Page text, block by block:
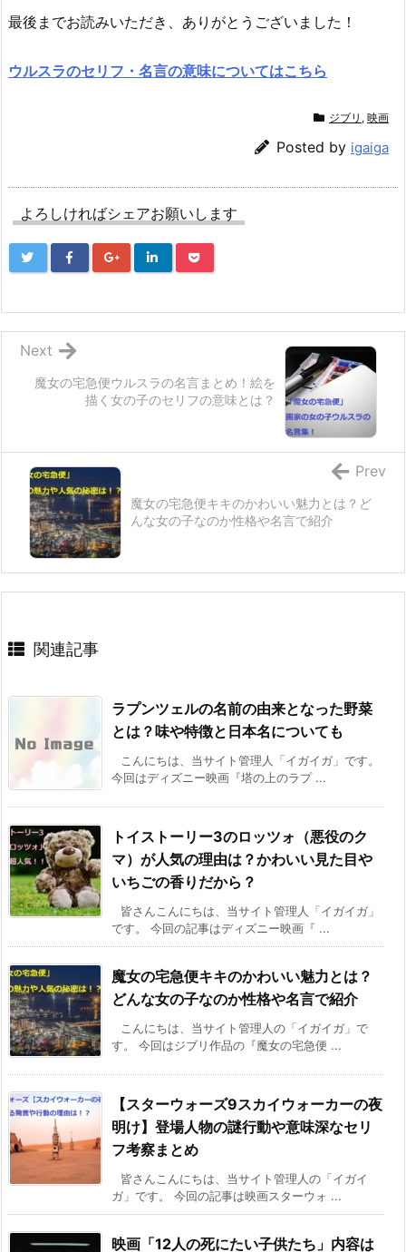
最後までお読みいただき、ありがとうございました！
ウルスラのセリフ・名言の意味についてはこちら
ジブリ , 映画
Posted by igaiga
よろしければシェアお願いします
魔女の宅急便ウルスラの名言まとめ！絵を
描く女の子のセリフの意味とは？
Next
魔女の宅急便キキのかわいい魅力とは？ど
んな女の子なのか性格や名言で紹介
Prev
関連記事
ラプンツェルの名前の由来となった野菜
とは？味や特徴と日本名についても
こんにちは、当サイト管理人「イガイガ」です。
今回はディズニー映画『塔の上のラプ ...
トイストーリー3のロッツォ（悪役のク
マ）が人気の理由は？かわいい見た目や
いちごの香りだから？
皆さんこんにちは、当サイト管理人「イガイガ」
です。 今回の記事はディズニー映画『 ...
魔女の宅急便キキのかわいい魅力とは？
どんな女の子なのか性格や名言で紹介
こんにちは、当サイト管理人の「イガイガ」で
す。 今回はジブリ作品の『魔女の宅急便 ...
【スターウォーズ9スカイウォーカーの夜
明け】登場人物の謎行動や意味深なセリ
フ考察まとめ
皆さんこんにちは、当サイト管理人の「イガイ
ガ」です。 今回の記事は映画スターウォ ...
映画「12人の死にたい子供たち」内容は